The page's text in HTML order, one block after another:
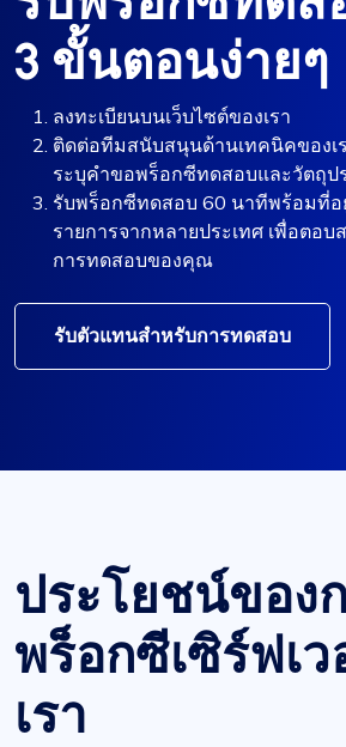
3 ขั้นตอนง่ายๆ
ลงทะเบียนบนเว็บไซต์ของเรา
ติดต่อทีมสนับสนุนด้านเทคนิคของเ
ระบุคำขอพร็อกซีทดสอบและวัตถุป
รับพร็อกซีทดสอบ 60 นาทีพร้อมที่อ
รายการจากหลายประเทศ เพื่อตอ
การทดสอบของคุณ
รับตัวแทนสำหรับการทดสอบ
ประโยชน์ของ
พร็อกซีเซิร์ฟเ
เรา